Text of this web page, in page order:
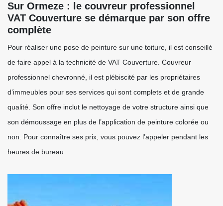
Sur Ormeze : le couvreur professionnel
VAT Couverture se démarque par son offre
complète
Pour réaliser une pose de peinture sur une toiture, il est conseillé
de faire appel à la technicité de VAT Couverture. Couvreur
professionnel chevronné, il est plébiscité par les propriétaires
d’immeubles pour ses services qui sont complets et de grande
qualité. Son offre inclut le nettoyage de votre structure ainsi que
son démoussage en plus de l’application de peinture colorée ou
non. Pour connaître ses prix, vous pouvez l’appeler pendant les
heures de bureau.